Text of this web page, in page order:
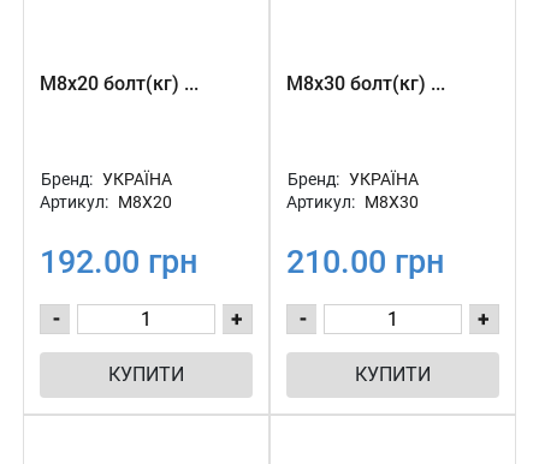
М8х20 болт(кг) ...
Бренд: УКРАЇНА
Артикул: М8Х20
192.00 грн
- +
КУПИТИ
М8х30 болт(кг) ...
Бренд: УКРАЇНА
Артикул: М8Х30
210.00 грн
- +
КУПИТИ